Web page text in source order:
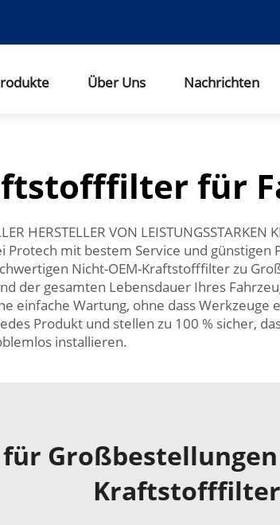
Über Uns Nachrichten
für
HERSTELLER VON LEISTUNGSSTARKEN
mit bestem Service und günstigen
Nicht-OEM-Kraftstofffilter zu
der gesamten Lebensdauer Ihres
einfache Wartung, ohne dass
Produkt und stellen zu 100 % sicher,
installieren.
Kraftstofffilter